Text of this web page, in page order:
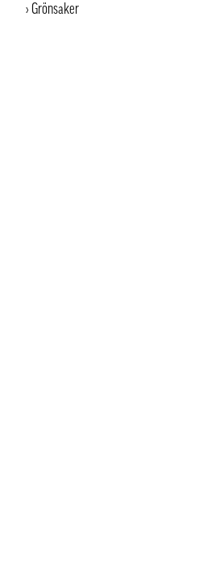
Grönsaker